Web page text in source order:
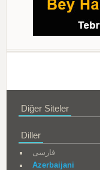
Diğer Siteler
Diller
فارسی
Azerbaijani